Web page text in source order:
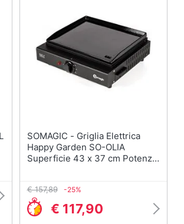
SOMAGIC - Griglia Elettrica
Happy Garden SO-OLIA
Superficie 43 x 37 cm Potenza
€ 157,89 -25%
€ 117,90